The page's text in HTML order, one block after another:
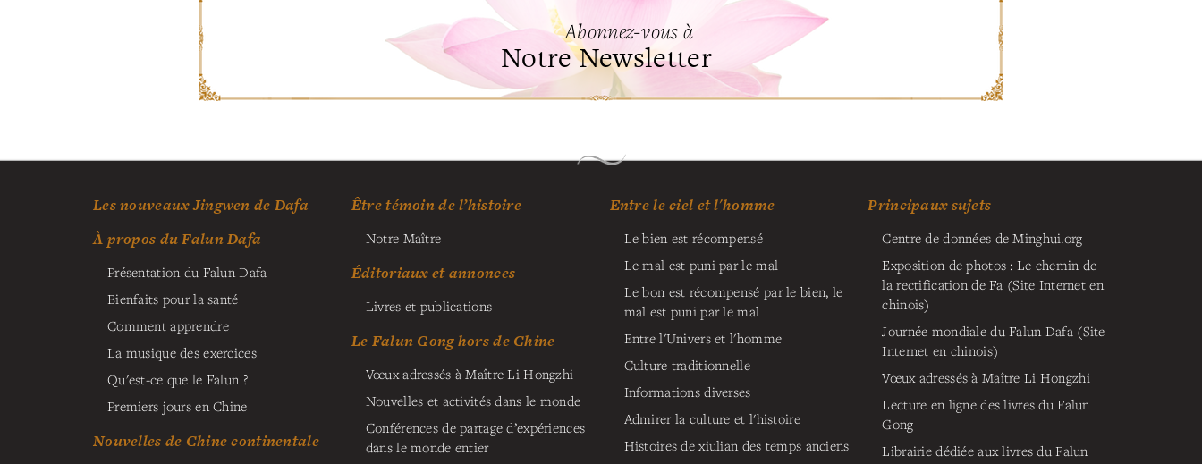
Abonnez-vous à
Notre Newsletter
Les nouveaux Jingwen de Dafa
À propos du Falun Dafa
Présentation du Falun Dafa
Bienfaits pour la santé
Comment apprendre
La musique des exercices
Qu'est-ce que le Falun ?
Premiers jours en Chine
Nouvelles de Chine continentale
Être témoin de l’histoire
Notre Maître
Éditoriaux et annonces
Livres et publications
Le Falun Gong hors de Chine
Vœux adressés à Maître Li Hongzhi
Nouvelles et activités dans le monde
Conférences de partage d’expériences
dans le monde entier
Entre le ciel et l'homme
Le bien est récompensé
Le mal est puni par le mal
Le bon est récompensé par le bien, le
mal est puni par le mal
Entre l'Univers et l'homme
Culture traditionnelle
Informations diverses
Admirer la culture et l'histoire
Histoires de xiulian des temps anciens
Principaux sujets
Centre de données de Minghui.org
Exposition de photos : Le chemin de
la rectification de Fa (Site Internet en
chinois)
Journée mondiale du Falun Dafa (Site
Internet en chinois)
Vœux adressés à Maître Li Hongzhi
Lecture en ligne des livres du Falun
Gong
Librairie dédiée aux livres du Falun